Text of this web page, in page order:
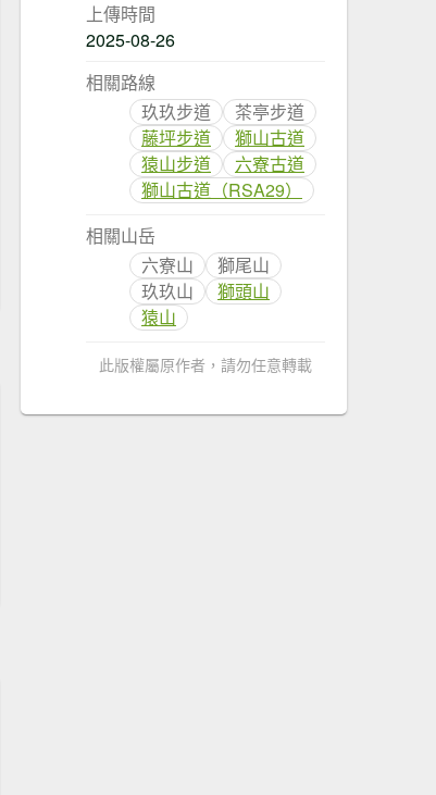
上傳時間
2025-08-26
相關路線
玖玖步道
茶亭步道
藤坪步道
獅山古道
猿山步道
六寮古道
獅山古道（RSA29）
相關山岳
六寮山
獅尾山
玖玖山
獅頭山
猿山
此版權屬原作者，請勿任意轉載